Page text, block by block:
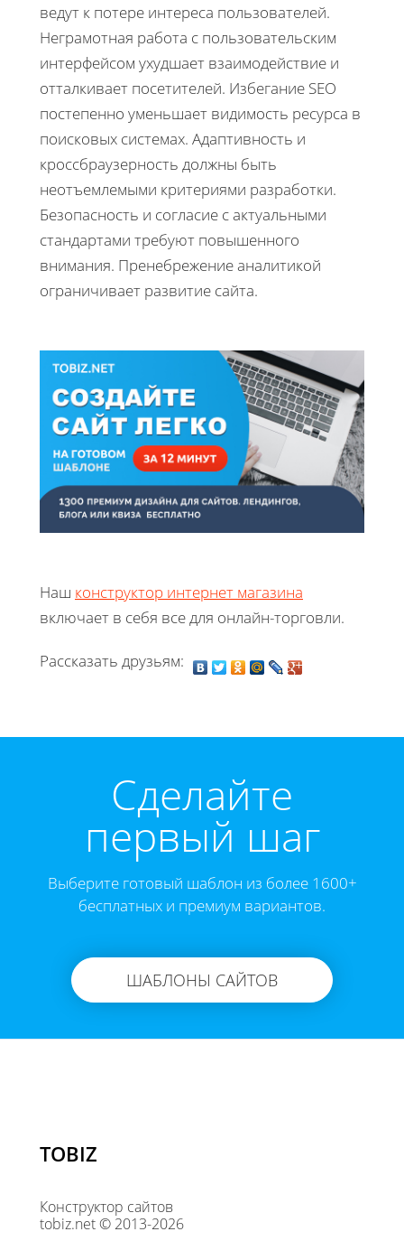
ведут к потере интереса пользователей.
Неграмотная работа с пользовательским
интерфейсом ухудшает взаимодействие и
отталкивает посетителей. Избегание SEO
постепенно уменьшает видимость ресурса в
поисковых системах. Адаптивность и
кроссбраузерность должны быть
неотъемлемыми критериями разработки.
Безопасность и согласие с актуальными
стандартами требуют повышенного
внимания. Пренебрежение аналитикой
ограничивает развитие сайта.
Наш конструктор интернет магазина
включает в себя все для онлайн-торговли.
Рассказать друзьям:
Cделайте
первый шаг
Выберите готовый шаблон из более 1600+
бесплатных и премиум вариантов.
ШАБЛОНЫ САЙТОВ
TOBIZ
Конструктор сайтов
tobiz.net © 2013-2026